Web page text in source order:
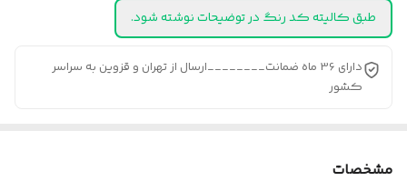
طبق کالیته کد رنگ در توضیحات نوشته شود.
دارای 36 ماه ضمانت________ارسال از تهران و قزوین به سراسر
کشور
مشخصات